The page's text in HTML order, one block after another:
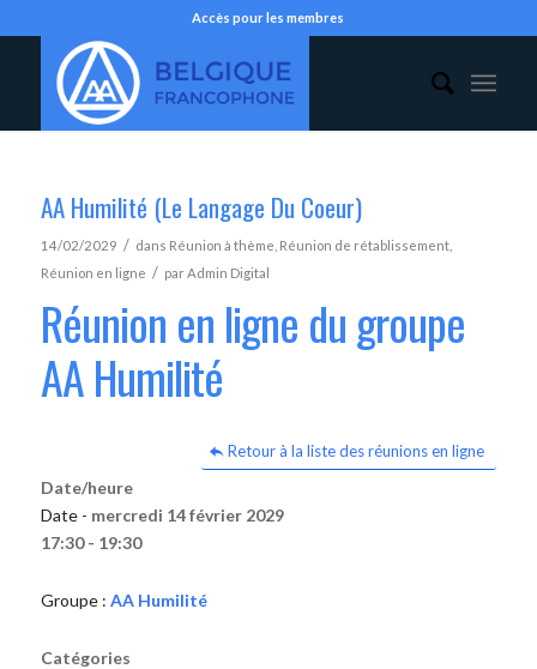
Accès pour les membres
AA Humilité (Le Langage Du Coeur)
14/02/2029 / dans Réunion à thème Réunion de rétablissement,
Réunion en ligne / parAdmin Digital
Réunion en ligne du groupe
AA Humilité
Retour à la liste des réunions en ligne
Date/heure
Date - mercredi 14 février 2029
17:30 - 19:30
Groupe : AA Humilité
Catégories